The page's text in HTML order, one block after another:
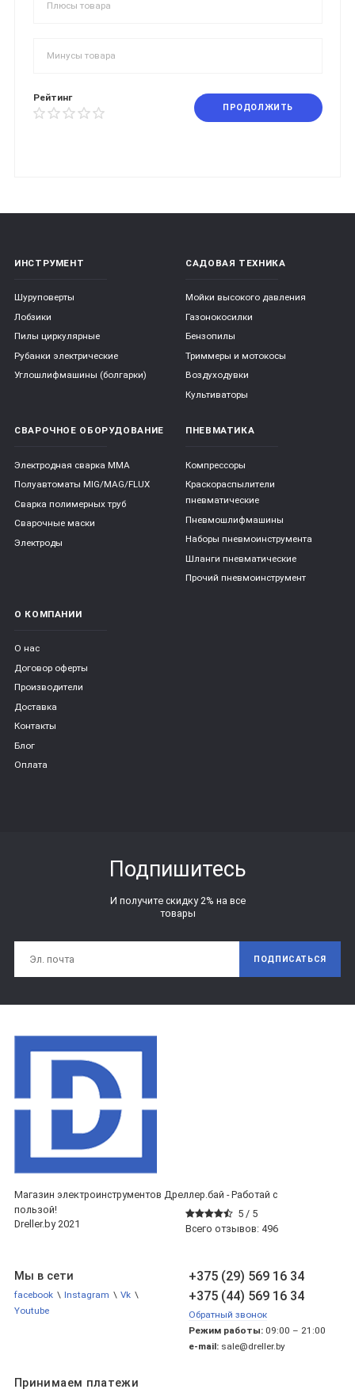
Рейтинг
ПРОДОЛЖИТЬ
ИНСТРУМЕНТ
Шуруповерты
Лобзики
Пилы циркулярные
Рубанки электрические
Углошлифмашины (болгарки)
САДОВАЯ ТЕХНИКА
Мойки высокого давления
Газонокосилки
Бензопилы
Триммеры и мотокосы
Воздуходувки
Культиваторы
СВАРОЧНОЕ ОБОРУДОВАНИЕ
Электродная сварка ММА
Полуавтоматы MIG/MAG/FLUX
Сварка полимерных труб
Сварочные маски
Электроды
ПНЕВМАТИКА
Компрессоры
Краскораспылители
пневматические
Пневмошлифмашины
Наборы пневмоинструмента
Шланги пневматические
Прочий пневмоинструмент
О КОМПАНИИ
О нас
Договор оферты
Производители
Доставка
Контакты
Блог
Оплата
Подпишитесь
И получите скидку 2% на все
товары
ПОДПИСАТЬСЯ
Магазин электроинструментов Дреллер.бай - Работай с
пользой!
5 / 5
Всего отзывов: 496
Dreller.by 2021
+375 (29) 569 16 34
+375 (44) 569 16 34
Обратный звонок
Режим работы: 09:00 – 21:00
e-mail: sale@dreller.by
Мы в сети
facebook \ Instagram \ Vk \
Youtube
Принимаем платежи